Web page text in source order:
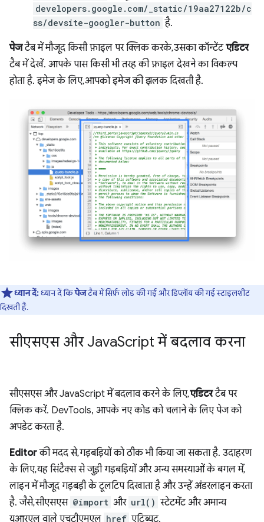
developers.google.com/_static/19aa27122b/c
ss/devsite-googler-button है.
पेजटैब में मौजूद किसी फ़ाइल पर क्लिक करके, उसका कॉन्टेंटएडिटर
टैब में देखें. आपके पास किसी भी तरह की फ़ाइल देखने का विकल्प
होता है. इमेज के लिए, आपको इमेज की झलक दिखती है.
ध्यान दें:ध्यान दें किपेजटैब में सिर्फ़ लोड की गई और डिप्लॉय की गई स्टाइलशीट
दिखती हैं.
सीएसएस और JavaScript में बदलाव करना
सीएसएस और JavaScript में बदलाव करने के लिए,एडिटरटैब पर
क्लिक करें. DevTools, आपके नए कोड को चलाने के लिए पेज को
अपडेट करता है.
Editorकी मदद से, गड़बड़ियों को ठीक भी किया जा सकता है. उदाहरण
के लिए, यह सिंटैक्स से जुड़ी गड़बड़ियों और अन्य समस्याओं के बगल में,
लाइन में मौजूद गड़बड़ी के टूलटिप दिखाता है और उन्हें अंडरलाइन करता
है. जैसे, सीएसएस @import और url() स्टेटमेंट और अमान्य
यूआरएल वाले एचटीएमएल href एट्रिब्यूट.